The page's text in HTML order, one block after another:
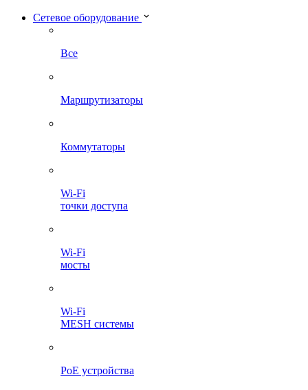
Сетевое оборудование
Все
Маршрутизаторы
Коммутаторы
Wi-Fi
точки доступа
Wi-Fi
мосты
Wi-Fi
MESH системы
PoE устройства